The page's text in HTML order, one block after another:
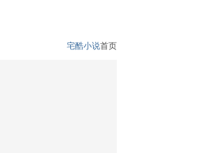
宅酷小说首页